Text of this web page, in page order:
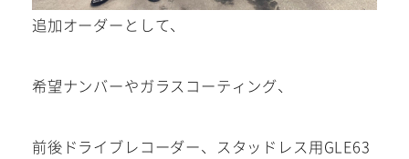
追加オーダーとして、
希望ナンバーやガラスコーティング、
前後ドライブレコーダー、スタッドレス用GLE63